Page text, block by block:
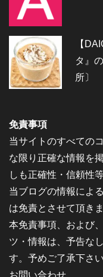
【
タ』
所〕
免責事項
当サイトのすべての
な限り正確な情報を
しも正確性・信頼性
当ブログの情報によ
は免責とさせて頂き
本免責事項、および
ツ・情報は、予告な
す。予めご了承下さい
お問い合わせ